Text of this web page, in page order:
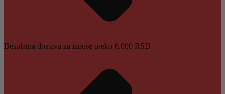
Besplatna dostava za iznose preko 6.000 RSD